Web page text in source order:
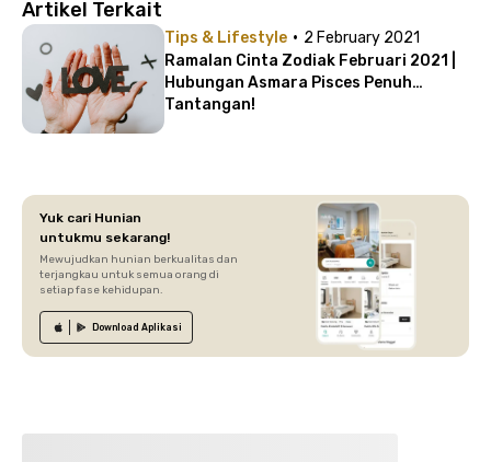
Artikel Terkait
Tips & Lifestyle · 2 February 2021
Ramalan Cinta Zodiak Februari 2021 |
Hubungan Asmara Pisces Penuh
Tantangan!
Yuk cari Hunian
untukmu sekarang!
Mewujudkan hunian berkualitas dan
terjangkau untuk semua orang di
setiap fase kehidupan.
Download Aplikasi